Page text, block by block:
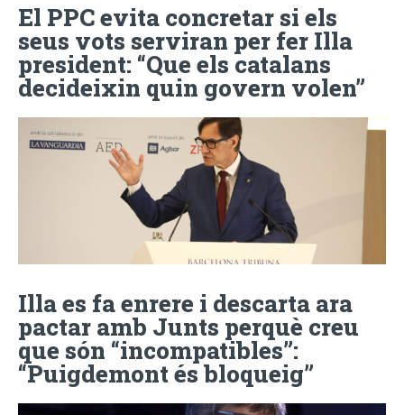
El PPC evita concretar si els
seus vots serviran per fer Illa
president: “Que els catalans
decideixin quin govern volen”
Illa es fa enrere i descarta ara
pactar amb Junts perquè creu
que són “incompatibles”:
“Puigdemont és bloqueig”